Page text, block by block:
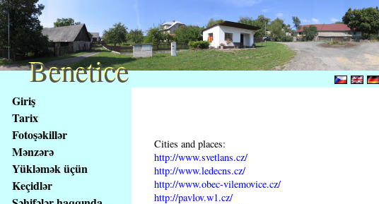
obsah
stránky
Klávesové
zkratky
tomto
webu
Giriş
Tarix
Fotoşəkillər
Mənzərə
Yükləmək üçün
Keçidlər
Cities and places:
http://www.svetlans.cz/
http://www.ledecns.cz/
http://www.obec-vilemovice.cz/
http://pavlov.w1.cz/
Benetice
Benetice